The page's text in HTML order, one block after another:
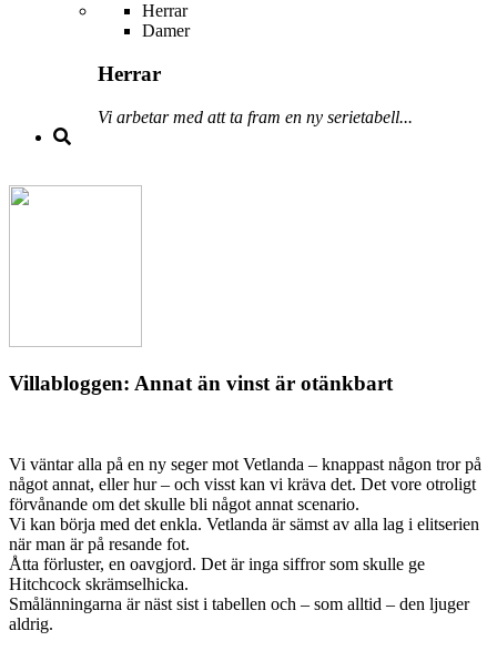
Herrar
Damer
Herrar
Vi arbetar med att ta fram en ny serietabell...
Villabloggen: Annat än vinst är otänkbart
Vi väntar alla på en ny seger mot Vetlanda – knappast någon tror på
något annat, eller hur – och visst kan vi kräva det. Det vore otroligt
förvånande om det skulle bli något annat scenario.
Vi kan börja med det enkla. Vetlanda är sämst av alla lag i elitserien
när man är på resande fot.
Åtta förluster, en oavgjord. Det är inga siffror som skulle ge
Hitchcock skrämselhicka.
Smålänningarna är näst sist i tabellen och – som alltid – den ljuger
aldrig.